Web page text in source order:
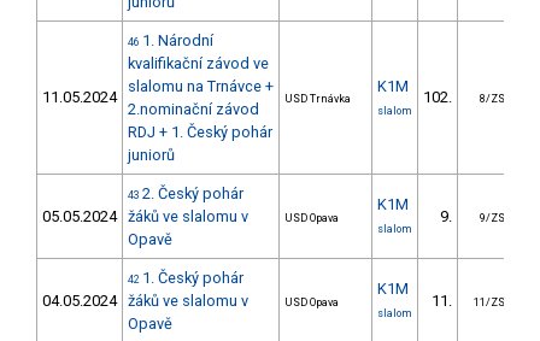
11.05.2024
46 1. Národní
kvalifikační závod ve
slalomu na Trnávce +
2.nominační závod
RDJ + 1. Český pohár
juniorů
USD Trnávka
K1M
slalom
102. 8/ZS
05.05.2024
43 2. Český pohár
žáků ve slalomu v
Opavě
USD Opava
K1M
slalom
9. 9/ZS
04.05.2024
42 1. Český pohár
žáků ve slalomu v
Opavě
USD Opava
K1M
slalom
11. 11/ZS